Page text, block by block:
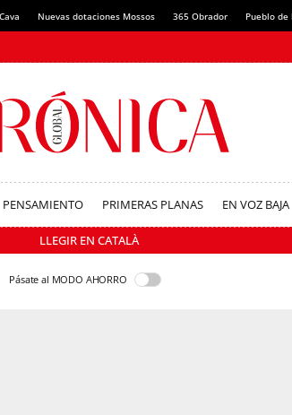
Nuevas dotaciones Mossos 365 Obrador Pueblo de
PENSAMIENTO PRIMERAS PLANAS EN VOZ BAJA
LLEGIR EN CATALÀ
Pásate al MODO AHORRO